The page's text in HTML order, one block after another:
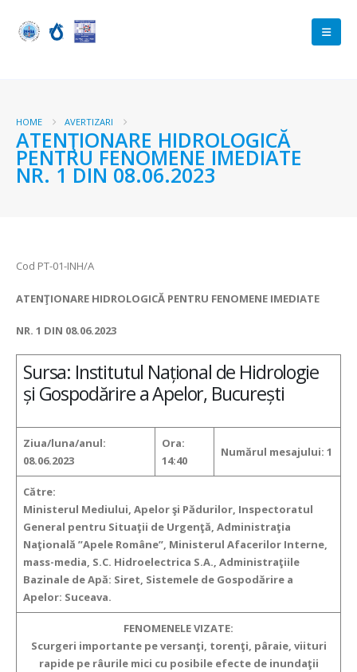
HOME AVERTIZARI
ATENŢIONARE HIDROLOGICĂ
PENTRU FENOMENE IMEDIATE
NR. 1 DIN 08.06.2023
Cod PT-01-INH/A
ATENŢIONARE HIDROLOGICĂ PENTRU FENOMENE IMEDIATE
NR. 1 DIN 08.06.2023
Sursa: Institutul Național de Hidrologie
și Gospodărire a Apelor, București
Ziua/luna/anul:
08.06.2023
Ora:
14:40
Numărul mesajului: 1
Către:
Ministerul Mediului, Apelor şi Pădurilor, Inspectoratul
General pentru Situaţii de Urgenţă, Administraţia
Naţională ”Apele Române”, Ministerul Afacerilor Interne,
mass-media, S.C. Hidroelectrica S.A., Administraţiile
Bazinale de Apă: Siret, Sistemele de Gospodărire a
Apelor: Suceava.
FENOMENELE VIZATE:
Scurgeri importante pe versanţi, torenţi, pâraie, viituri
rapide pe râurile mici cu posibile efecte de inundaţii